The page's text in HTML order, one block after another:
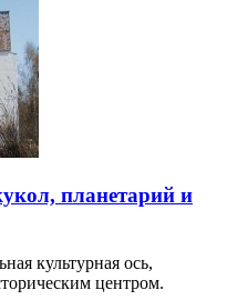
планетарий и
культурная ось,
центром.